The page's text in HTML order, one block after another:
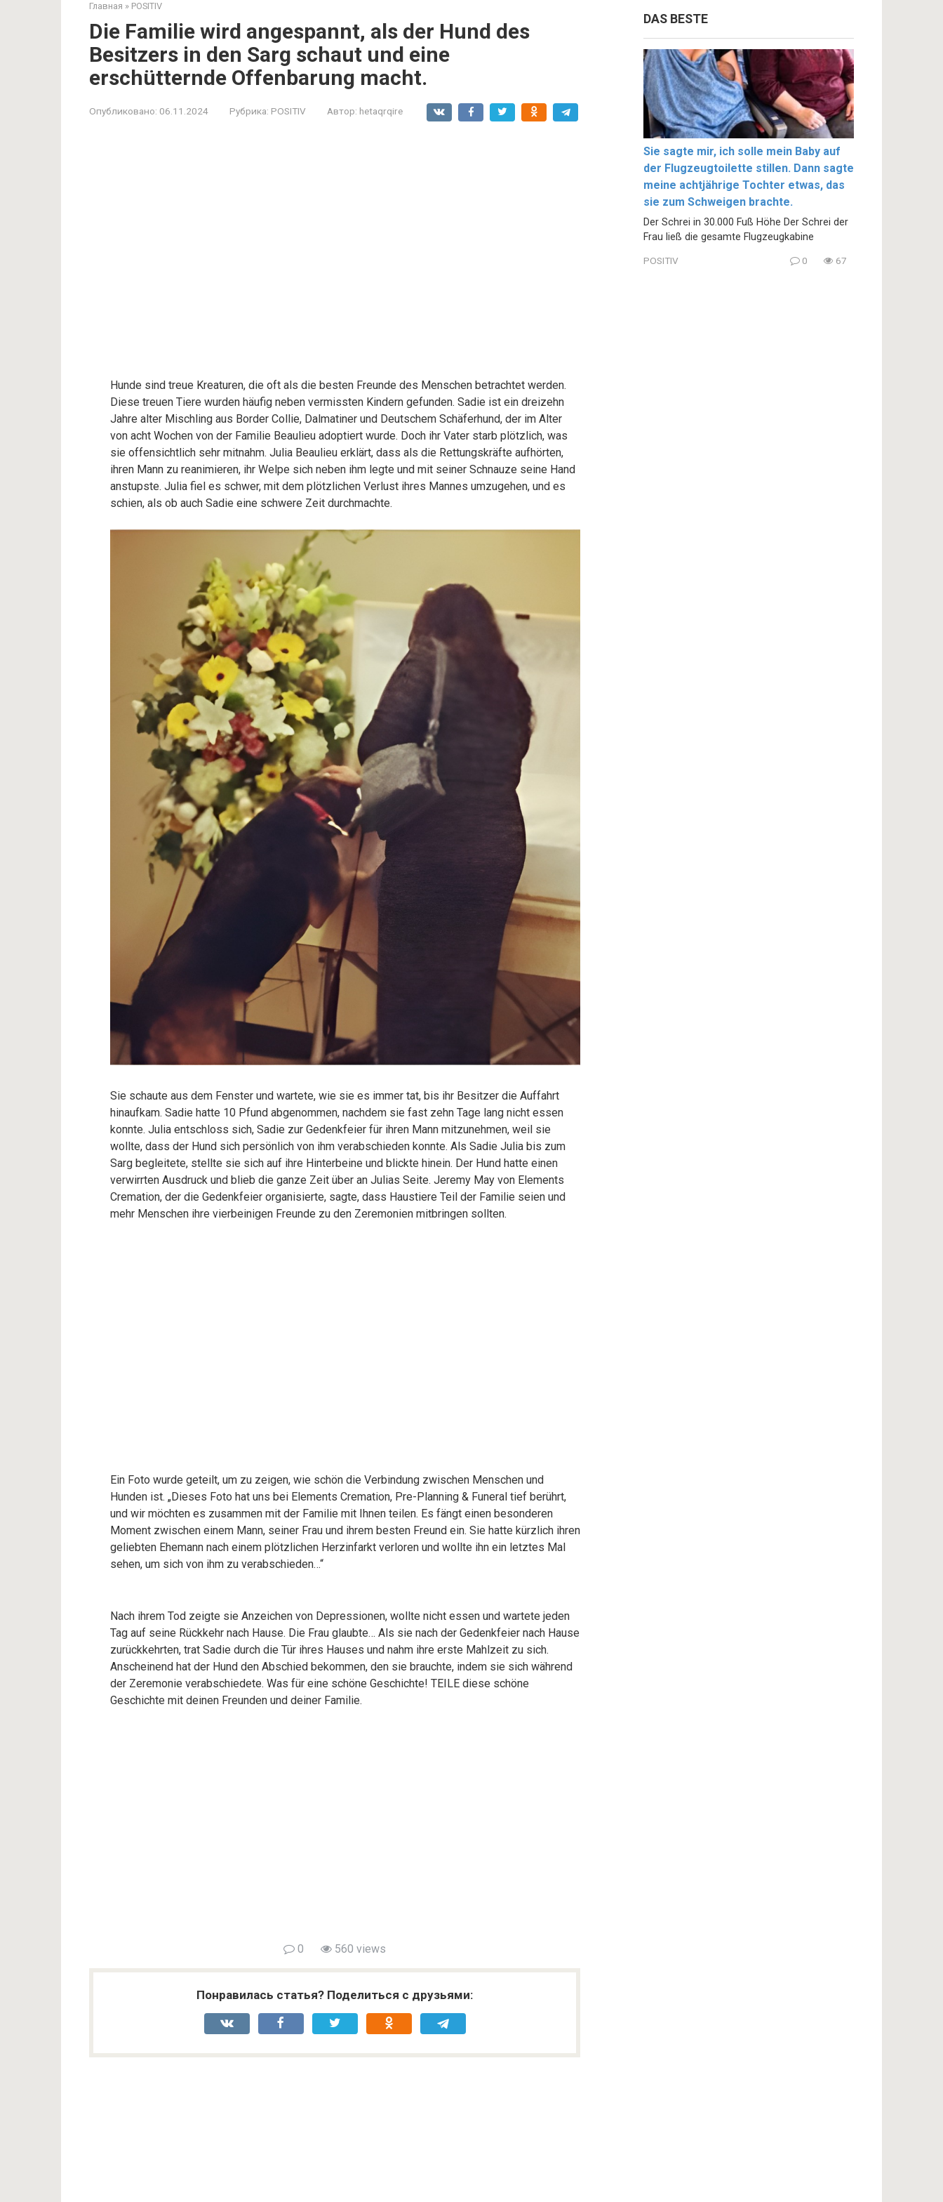
Главная » POSITIV
Die Familie wird angespannt, als der Hund des
Besitzers in den Sarg schaut und eine
erschütternde Offenbarung macht.
Опубликовано: 06.11.2024 Рубрика: POSITIV Автор: hetaqrqire
Hunde sind treue Kreaturen, die oft als die besten Freunde des Menschen betrachtet werden.
Diese treuen Tiere wurden häufig neben vermissten Kindern gefunden. Sadie ist ein dreizehn
Jahre alter Mischling aus Border Collie, Dalmatiner und Deutschem Schäferhund, der im Alter
von acht Wochen von der Familie Beaulieu adoptiert wurde. Doch ihr Vater starb plötzlich, was
sie offensichtlich sehr mitnahm. Julia Beaulieu erklärt, dass als die Rettungskräfte aufhörten,
ihren Mann zu reanimieren, ihr Welpe sich neben ihm legte und mit seiner Schnauze seine Hand
anstupste. Julia fiel es schwer, mit dem plötzlichen Verlust ihres Mannes umzugehen, und es
schien, als ob auch Sadie eine schwere Zeit durchmachte.
Sie schaute aus dem Fenster und wartete, wie sie es immer tat, bis ihr Besitzer die Auffahrt
hinaufkam. Sadie hatte 10 Pfund abgenommen, nachdem sie fast zehn Tage lang nicht essen
konnte. Julia entschloss sich, Sadie zur Gedenkfeier für ihren Mann mitzunehmen, weil sie
wollte, dass der Hund sich persönlich von ihm verabschieden konnte. Als Sadie Julia bis zum
Sarg begleitete, stellte sie sich auf ihre Hinterbeine und blickte hinein. Der Hund hatte einen
verwirrten Ausdruck und blieb die ganze Zeit über an Julias Seite. Jeremy May von Elements
Cremation, der die Gedenkfeier organisierte, sagte, dass Haustiere Teil der Familie seien und
mehr Menschen ihre vierbeinigen Freunde zu den Zeremonien mitbringen sollten.
Ein Foto wurde geteilt, um zu zeigen, wie schön die Verbindung zwischen Menschen und
Hunden ist. „Dieses Foto hat uns bei Elements Cremation, Pre-Planning & Funeral tief berührt,
und wir möchten es zusammen mit der Familie mit Ihnen teilen. Es fängt einen besonderen
Moment zwischen einem Mann, seiner Frau und ihrem besten Freund ein. Sie hatte kürzlich ihren
geliebten Ehemann nach einem plötzlichen Herzinfarkt verloren und wollte ihn ein letztes Mal
sehen, um sich von ihm zu verabschieden…“
Nach ihrem Tod zeigte sie Anzeichen von Depressionen, wollte nicht essen und wartete jeden
Tag auf seine Rückkehr nach Hause. Die Frau glaubte… Als sie nach der Gedenkfeier nach Hause
zurückkehrten, trat Sadie durch die Tür ihres Hauses und nahm ihre erste Mahlzeit zu sich.
Anscheinend hat der Hund den Abschied bekommen, den sie brauchte, indem sie sich während
der Zeremonie verabschiedete. Was für eine schöne Geschichte! TEILE diese schöne
Geschichte mit deinen Freunden und deiner Familie.
0 560 views
Понравилась статья? Поделиться с друзьями:
DAS BESTE
Sie sagte mir, ich solle mein Baby auf
der Flugzeugtoilette stillen. Dann sagte
meine achtjährige Tochter etwas, das
sie zum Schweigen brachte.
Der Schrei in 30.000 Fuß Höhe Der Schrei der
Frau ließ die gesamte Flugzeugkabine
POSITIV 0 67